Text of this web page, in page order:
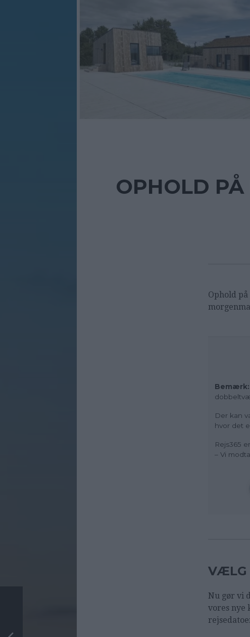
OPHOLD PÅ
Ophold
Bemærk:
Der kan
hvor det
Rejs365
– Vi
VÆLG
Nu gør vi
vores nye